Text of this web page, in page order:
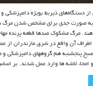
از دستگاه‌های ذیربط بویژه
به صورت جدی برای مشخص شدن مرگ
دهند. مرگ مشکوک صدها قطعه پرنده
و اطراف آن واقع در شرق مازندران از
پنجشنبه هم گروههای دامپزشکی
و امحاء لاشه ها وارد عمل شدند. بر